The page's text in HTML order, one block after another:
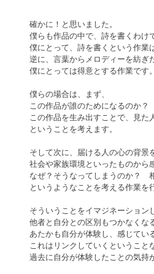
確かに！と思いました。
僕らも作品の中で、詩を書くわけ
僕にとって、詩を書くという作業
逆に、言葉からメロディーを紡ぎ
僕にとっては得意とする作業です。
僕らの場合は、まず、
この作品が誰のためになるのか
この作品を生み出すことで、見
ということを考えます。
そして次に、届ける人の心の背景を
社会や家族環境といったものから
なぜ？そうなってしまうのか？
というようなことを考える作業を
そういうことをイマジネーション
他者と自分との区別もつかなくな
あたかも自分が体験し、感じてい
これはリンクしていくということ
過去に自分が体験したことの気持